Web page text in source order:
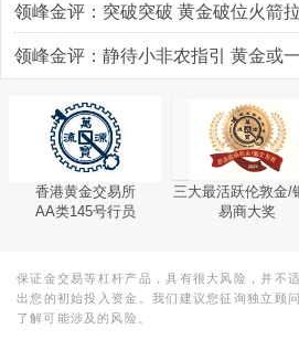
领峰金评：突破突破 黄金破位火箭
香港黄金交易所
AA类145号行员
三大最活跃伦敦金/
易商大奖
保证金交易等杠杆产品，具有很大风险，并不
出您的初始投入资金。我们建议您征询独立顾
了解可能涉及的风险。